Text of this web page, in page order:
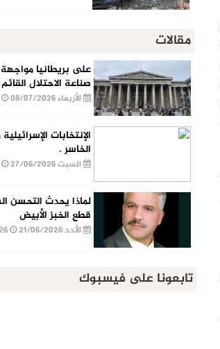
مقالات
على بريطانيا
صناعة الاحتلال
الأربعاء 08/07/2026
الإنتخابات
الخاسر .
السبت 27/06/2026
لماذا يحدث التحسن
قطع الخبز الأبيض
الأحد 21/06/2026
تابعونا على فيسبوك